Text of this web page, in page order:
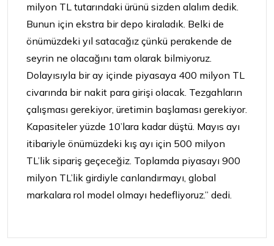
milyon TL tutarındaki ürünü sizden alalım dedik.
Bunun için ekstra bir depo kiraladık. Belki de
önümüzdeki yıl satacağız çünkü perakende de
seyrin ne olacağını tam olarak bilmiyoruz.
Dolayısıyla bir ay içinde piyasaya 400 milyon TL
civarında bir nakit para girişi olacak. Tezgahların
çalışması gerekiyor, üretimin başlaması gerekiyor.
Kapasiteleryüzde 10’lara kadar düştü. Mayıs ayı
itibariyle önümüzdeki kış ayı için 500 milyon
TL’lik sipariş geçeceğiz. Toplamda piyasayı 900
milyon TL’lik girdiyle canlandırmayı, global
markalara rol model olmayı hedefliyoruz.” dedi.